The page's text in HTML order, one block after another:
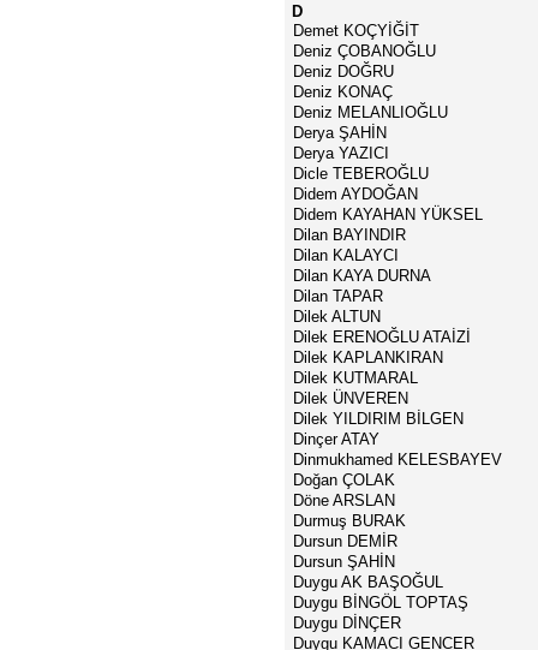
D
Demet KOÇYİĞİT
Deniz ÇOBANOĞLU
Deniz DOĞRU
Deniz KONAÇ
Deniz MELANLIOĞLU
Derya ŞAHİN
Derya YAZICI
Dicle TEBEROĞLU
Didem AYDOĞAN
Didem KAYAHAN YÜKSEL
Dilan BAYINDIR
Dilan KALAYCI
Dilan KAYA DURNA
Dilan TAPAR
Dilek ALTUN
Dilek ERENOĞLU ATAİZİ
Dilek KAPLANKIRAN
Dilek KUTMARAL
Dilek ÜNVEREN
Dilek YILDIRIM BİLGEN
Dinçer ATAY
Dinmukhamed KELESBAYEV
Doğan ÇOLAK
Döne ARSLAN
Durmuş BURAK
Dursun DEMİR
Dursun ŞAHİN
Duygu AK BAŞOĞUL
Duygu BİNGÖL TOPTAŞ
Duygu DİNÇER
Duygu KAMACI GENCER